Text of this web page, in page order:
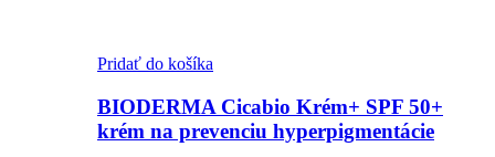
Pridať do košíka
BIODERMA Cicabio Krém+ SPF 50+
krém na prevenciu hyperpigmentácie